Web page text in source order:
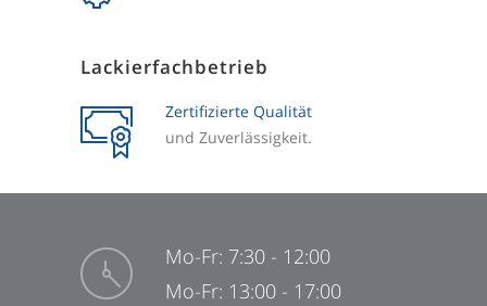
Lackierfachbetrieb
Zertifizierte Qualität
und Zuverlässigkeit.
Mo-Fr: 7:30 - 12:00
Mo-Fr: 13:00 - 17:00